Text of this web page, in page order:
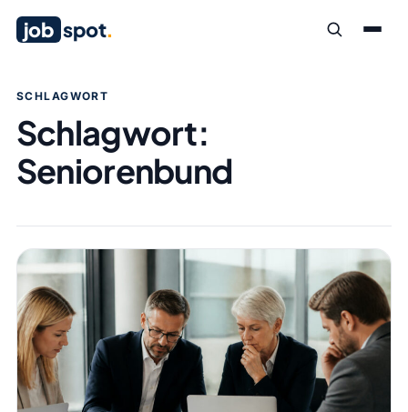
job spot.
SCHLAGWORT
Schlagwort:
Seniorenbund